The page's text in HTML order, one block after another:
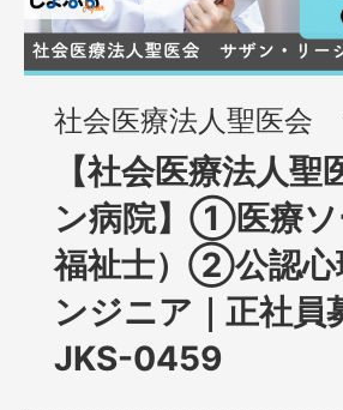
社会医療法人聖医会
【社会医療法人
ン病院】①医療ソ
福祉士）②公認
ンジニア｜正社員
JKS-0459